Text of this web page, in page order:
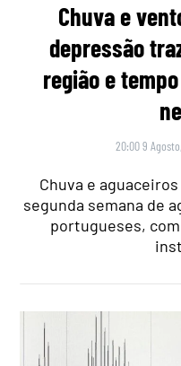
Chuva e
depressão
região e
20:00 9
Chuva e
segunda semana de
portugueses,